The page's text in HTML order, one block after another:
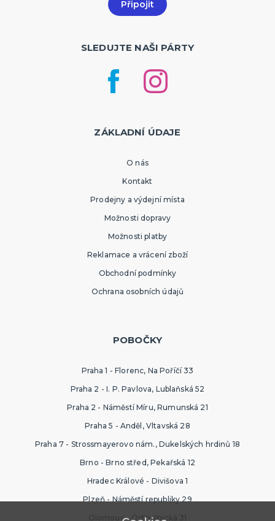
SLEDUJTE NAŠI PÁRTY
ZÁKLADNÍ ÚDAJE
O nás
Kontakt
Prodejny a výdejní místa
Možnosti dopravy
Možnosti platby
Reklamace a vrácení zboží
Obchodní podmínky
Ochrana osobních údajů
POBOČKY
Praha 1 - Florenc, Na Poříčí 33
Praha 2 - I. P. Pavlova, Lublaňská 52
Praha 2 - Náměstí Míru, Rumunská 21
Praha 5 - Anděl, Vltavská 28
Praha 7 - Strossmayerovo nám., Dukelských hrdinů 18
Brno - Brno střed, Pekařská 12
Hradec Králové - Divišova 1
Plzeň - Náměstí republiky 29
Olomouc - Ostružnická 31